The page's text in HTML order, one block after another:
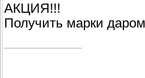
АКЦИЯ!!!
Получить марки